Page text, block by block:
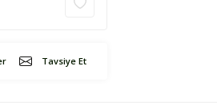
Tavsiye Et